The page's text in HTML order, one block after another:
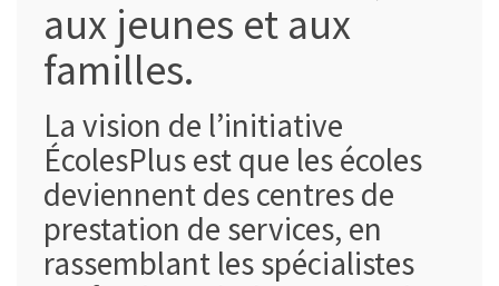
aux jeunes et aux
familles.
La vision de l’initiative
ÉcolesPlus est que les écoles
deviennent des centres de
prestation de services, en
rassemblant les spécialistes